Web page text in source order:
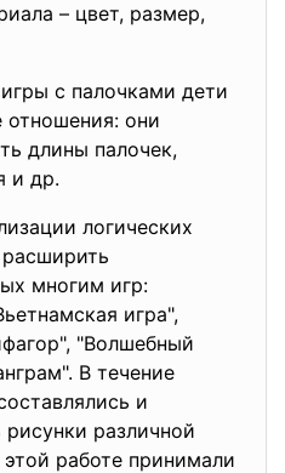
– цвет, размер,
с палочками дети
они
длины палочек,
и др.
логических
многим игр:
игра",
"Волшебный
В течение
и
различной
работе принимали